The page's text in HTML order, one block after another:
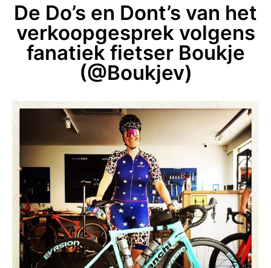
De Do’s en Dont’s van het
verkoopgesprek volgens
fanatiek fietser Boukje
(@Boukjev)